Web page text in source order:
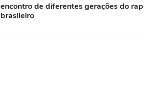
encontro de diferentes gerações do rap
brasileiro